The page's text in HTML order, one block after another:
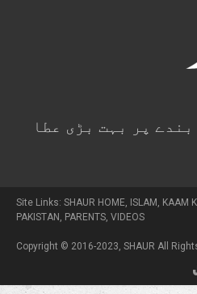
پر بہت بڑی عطا
Site Links: SHAUR HOME, ISLAM , KAAM
PAKISTAN , PARENTS, VIDEOS
Copyright © 2016-2023, SHAUR All